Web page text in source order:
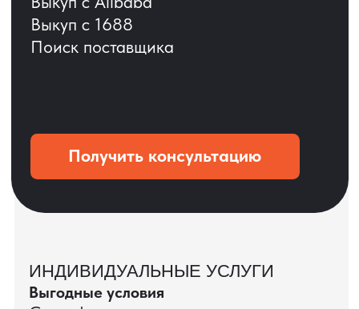
ОСТАВЬТЕ ЗАЯВКУ
Мы вернёмся с расчётом и фото после
технической проверки
Оставить заявку
КЕЙС ПАО «РОСТЕЛЕКОМ»